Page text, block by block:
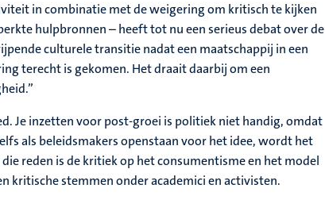
in combinatie met de weigering om kritisch te kijken
hulpbronnen – heeft tot nu een serieus debat over de
culturele transitie nadat een maatschappij in een
terecht is gekomen. Het draait daarbij om een
Je inzetten voor post-groei is politiek niet handig, omdat
als beleidsmakers openstaan voor het idee, wordt het
reden is de kritiek op het consumentisme en het model
kritische stemmen onder academici en activisten.